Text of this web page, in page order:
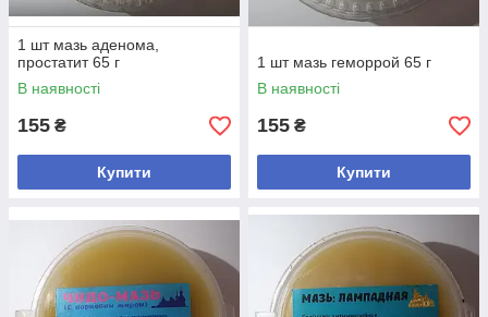
1 шт мазь аденома,
простатит 65 г
В наявності
155 ₴
Купити
1 шт мазь геморрой 65 г
В наявності
155 ₴
Купити